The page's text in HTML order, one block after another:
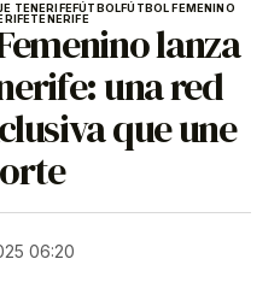
TENERIFEFÚTBOLFÚTBOL FEMENINO
TENERIFE lanza
una red
que une
06:20